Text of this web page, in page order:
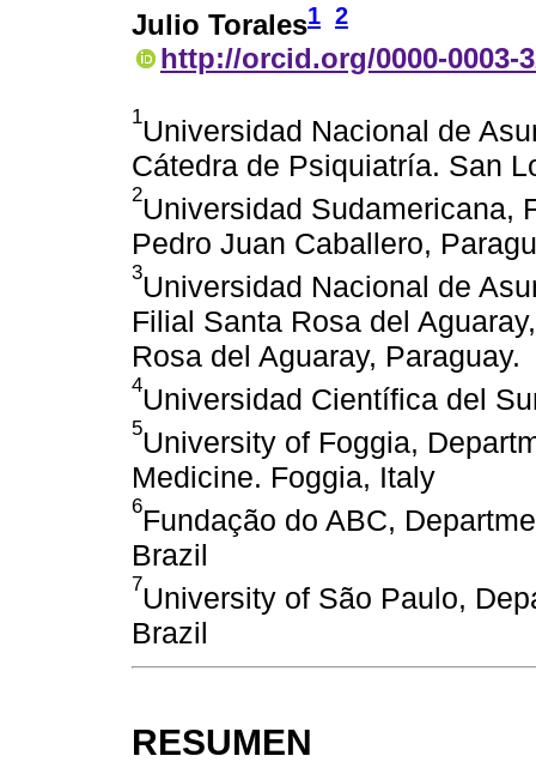
Julio Torales1 2
http://orcid.org/0000-0003-
1Universidad Nacional de
Cátedra de Psiquiatría. San
2Universidad Sudamericana,
Pedro Juan Caballero,
3Universidad Nacional de
Filial Santa Rosa del
Rosa del Aguaray, Paraguay.
4Universidad Científica del
5University of Foggia,
Medicine. Foggia, Italy
6Fundação do ABC,
Brazil
7University of São Paulo,
Brazil
RESUMEN